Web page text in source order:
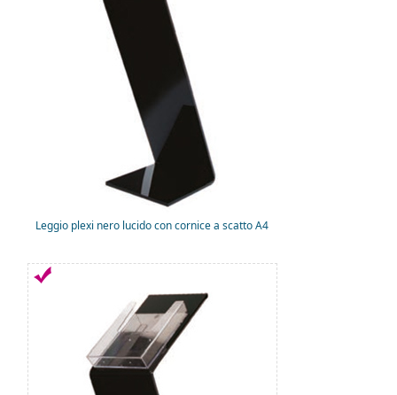
Leggio plexi nero lucido con cornice a scatto A4